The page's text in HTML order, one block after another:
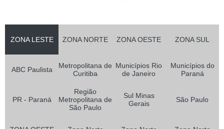
ZONA LESTE ZONA NORTE ZONA OESTE ZONA SUL
ABC Paulista
Metropolitana de
Curitiba
Municípios Rio
de Janeiro
Municípios do
Paraná
PR - Paraná
Região
Metropolitana de
São Paulo
Sul Minas
Gerais
São Paulo